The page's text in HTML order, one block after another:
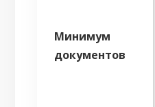
Минимум
документов